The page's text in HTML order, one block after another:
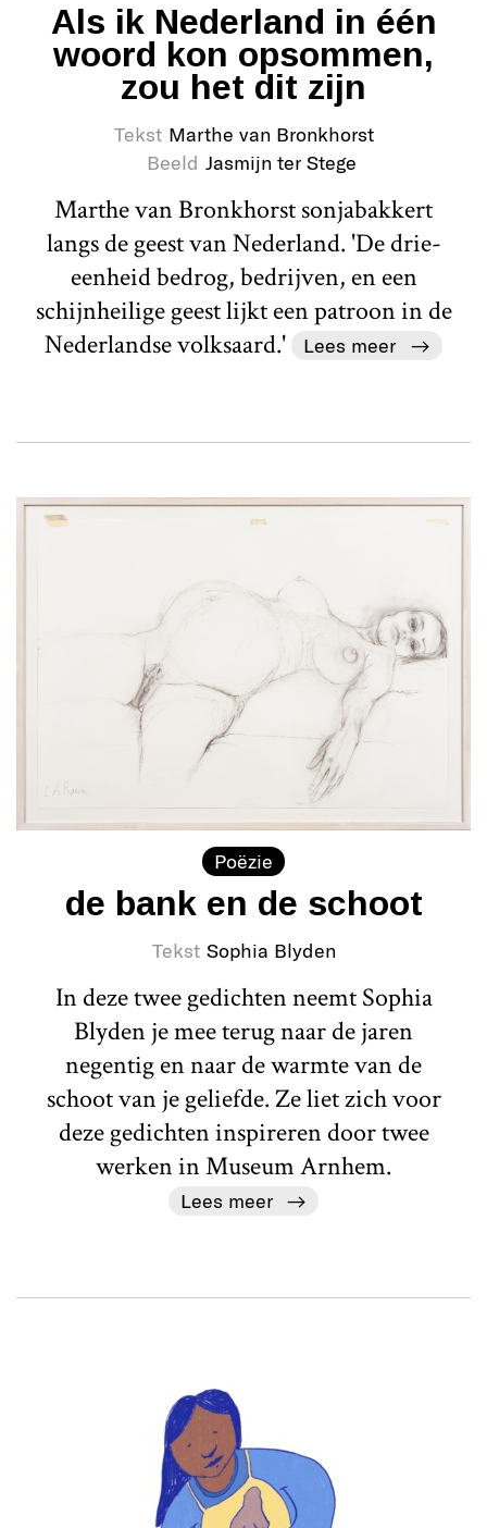
Als ik Nederland in één
woord kon opsommen,
zou het dit zijn
Tekst Marthe van Bronkhorst
Beeld Jasmijn ter Stege
Marthe van Bronkhorst sonjabakkert
langs de geest van Nederland. 'De drie-
eenheid bedrog, bedrijven, en een
schijnheilige geest lijkt een patroon in de
Nederlandse volksaard.'
Lees meer
Poëzie
de bank en de schoot
Tekst Sophia Blyden
In deze twee gedichten neemt Sophia
Blyden je mee terug naar de jaren
negentig en naar de warmte van de
schoot van je geliefde. Ze liet zich voor
deze gedichten inspireren door twee
werken in Museum Arnhem.
Lees meer